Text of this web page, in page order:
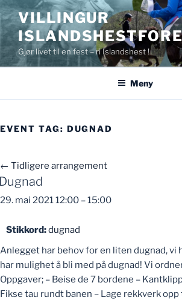
Gå
til
innhold
VILLINGUR
Gjør livet til en fest – ri Islandshest !
Meny
EVENT TAG: DUGNAD
← Tidligere arrangement
29. mai 2021 12:00 –15:00
Stikkord:dugnad
Anlegget har behov for en liten dugnad, vi
har mulighet å bli med på dugnad! Vi
Oppgaver; – Beise de 7 bordene –
Fikse tau rundt banen – Lage rekkverk